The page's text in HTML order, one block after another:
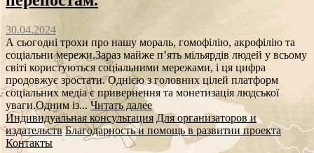
30.04.2024
А сьогодні трохи про нашу мораль, гомофілію, акрофілію та
соціальни мережи.Зараз майже п’ять мільярдів людей у ​​всьому
світі користуються соціальними мережами, і ця цифра
продовжує зростати. Однією з головних цілей платформ
соціальних медіа є привернення та монетизація людської
уваги.Одним із... Читать далее
Индивидуальная консультация Для организаторов и
издательств Благодарность и помощь в развитии проекта
Контакты